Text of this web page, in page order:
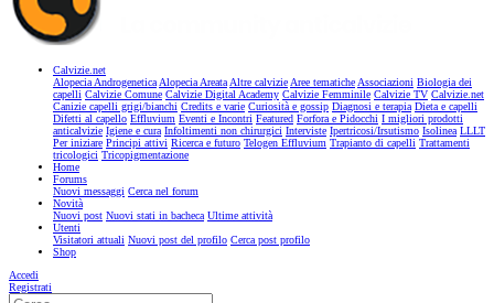
Calvizie.net
Alopecia AndrogeneticaAlopecia AreataAltre calvizieAree tematicheAssociazioni Biologia dei
capelli Calvizie Comune Calvizie Digital Academy Calvizie Femminile Calvizie TV Calvizie.net
Canizie capelli grigi/bianchi Credits e varie Curiosità e gossip Diagnosi e terapia Dieta e capelli
Difetti al capello Effluvium Eventi e Incontri Featured Forfora e Pidocchi I migliori prodotti
anticalvizie Igiene e cura Infoltimenti non chirurgici Interviste Ipertricosi/Irsutismo Isolinea LLLT
Per iniziare Principi attivi Ricerca e futuro Telogen Effluvium Trapianto di capelli Trattamenti
tricologici Tricopigmentazione
Home
Forums
Nuovi messaggi Cerca nel forum
Novità
Nuovi post Nuovi stati in bacheca Ultime attività
Utenti
Visitatori attuali Nuovi post del profilo Cerca post profilo
Shop
Accedi
Registrati